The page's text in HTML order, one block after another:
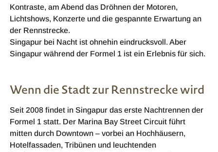
Kontraste, am Abend das Dröhnen der Motoren,
Lichtshows, Konzerte und die gespannte Erwartung an
der Rennstrecke.
Singapur bei Nacht ist ohnehin eindrucksvoll. Aber
Singapur während der Formel 1 ist ein Erlebnis für sich.
Wenn die Stadt zur Rennstrecke wird
Seit 2008 findet in Singapur das erste Nachtrennen der
Formel 1 statt. Der Marina Bay Street Circuit führt
mitten durch Downtown – vorbei an Hochhäusern,
Hotelfassaden, Tribünen und leuchtenden